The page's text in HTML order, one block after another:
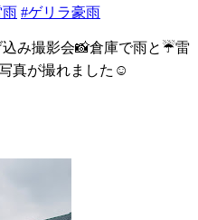
雨 #ゲリラ豪雨
み撮影会📸倉庫で雨と☔雷
真が撮れました☺️